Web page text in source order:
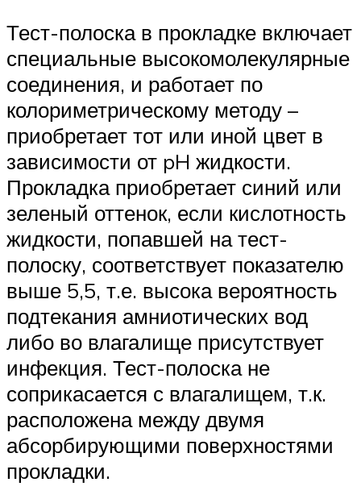
Тест-полоска в прокладке включает
специальные высокомолекулярные
соединения, и работает по
колориметрическому методу –
приобретает тот или иной цвет в
зависимости от pH жидкости.
Прокладка приобретает синий или
зеленый оттенок, если кислотность
жидкости, попавшей на тест-
полоску, соответствует показателю
выше 5,5, т.е. высока вероятность
подтекания амниотических вод
либо во влагалище присутствует
инфекция. Тест-полоска не
соприкасается с влагалищем, т.к.
расположена между двумя
абсорбирующими поверхностями
прокладки.